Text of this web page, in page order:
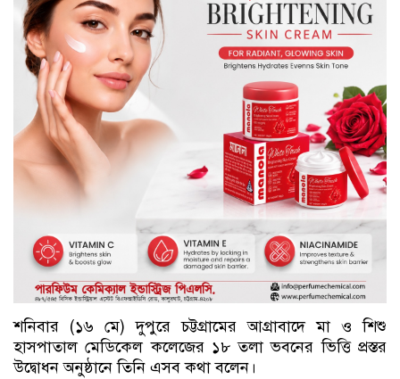
শনিবার (১৬ মে) দুপুরে চট্টগ্রামের আগ্রাবাদে মা ও শিশু
হাসপাতাল মেডিকেল কলেজের ১৮ তলা ভবনের ভিত্তি প্রস্তর
উদ্বোধন অনুষ্ঠানে তিনি এসব কথা বলেন।